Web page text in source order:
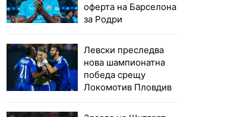
оферта на Барселона
за Родри
Левски преследва
нова шампионатна
победа срещу
Локомотив Пловдив